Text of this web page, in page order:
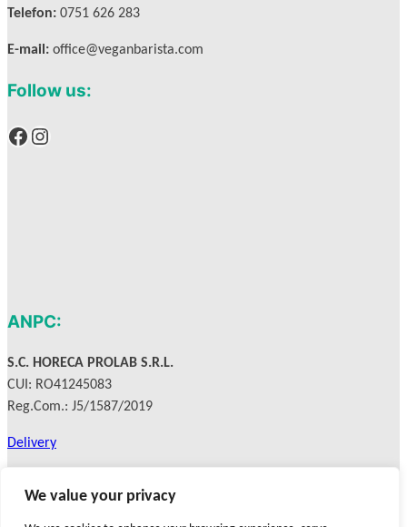
We value your privacy
Telefon: 0751 626 283
E-mail: office@veganbarista.com
Follow us:
Facebook Instagram
ANPC:
S.C. HORECA PROLAB S.R.L.
CUI: RO41245083
Reg.Com.: J5/1587/2019
Delivery